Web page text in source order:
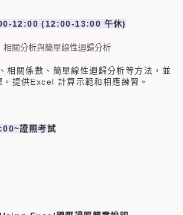
12:00 (12:00-13:00 午休)
相關分析與簡單線性迴歸分析
關係數、簡單線性迴歸分析等方法，並
提供Excel 計算示範和相應練習。
證照考試